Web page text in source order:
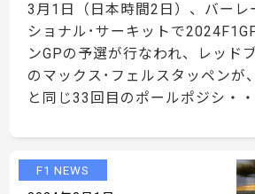
3月1日（日本時間2日）、バーレ
ショナル･サーキットで
ンGPの予選が行なわれ、レッド
のマックス･フェルスタッペンが
と同じ33回目のポールポジシ・・
F1 NEWS